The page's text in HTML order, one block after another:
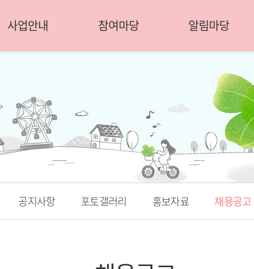
사업안내 참여마당 알림마당
공지사항 포토갤러리 홍보자료 채용공고